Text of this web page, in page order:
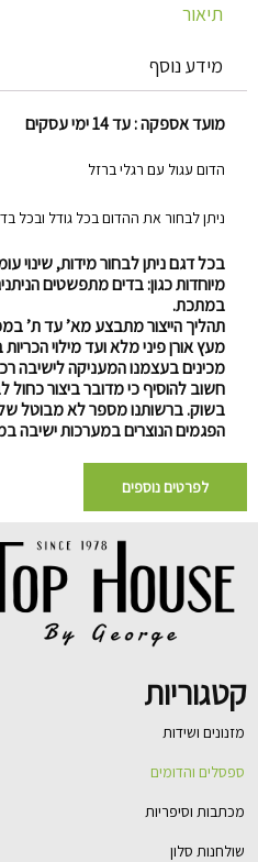
תיאור
מידע נוסף
מועד אספקה : עד 14 ימי עסקים
הדום עגול עם רגלי ברזל
ניתן לבחור את ההדום בכל גודל ובכל בד
בכל דגם ניתן לבחור מידות, שינוי
מיוחדות כגון: בדים מתפשטים
במתכת.
תהליך הייצור מתבצע מא’ עד ת’
מעץ אורן פיני מלא ועד מילוי הכריות
מכינים בעצמנו המעניקה לישיבה
חשוב להוסיף כי מדובר ביצור כחול
בשוק. ברשותנו מספר לא מבוטל של
הפגמים הנוצרים במערכות ישיבה
לפרטים נוספים
קטגוריות
מזנונים ושידות
ספסלים והדומים
מכתבות וסיפריות
שולחנות סלון